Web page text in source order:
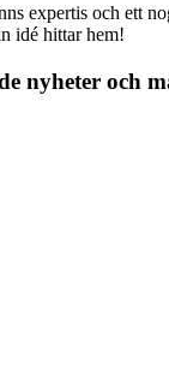
expertis och ett
idé hittar hem!
nyheter och